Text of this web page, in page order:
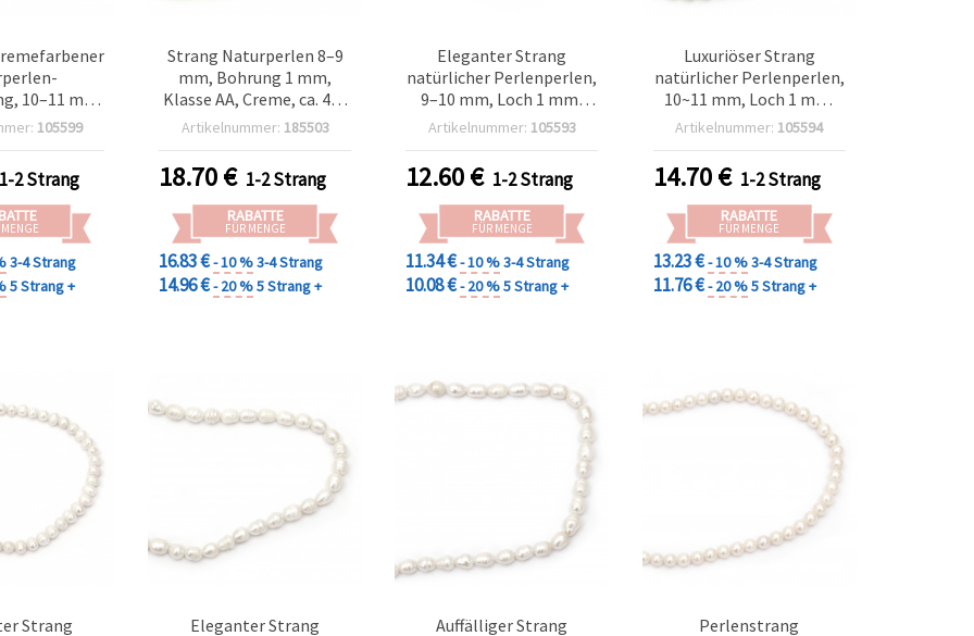
10–11 mm,
A – ca.
&
DIY
105599
1-2 Strang
3-4 Strang
5 Strang +
Strang Naturperlen 8–9
mm, Bohrung 1 mm,
Klasse AA, Creme, ca. 47–
49 Stück, Bastelperlen
(Assortiert)
Artikelnummer: 185503
18.70€ 1-2 Strang
RABATTE
FÜR MENGE
16.83 €- 10 %3-4 Strang
14.96 €- 20 %5 Strang +
Eleganter Strang
natürlicher Perlenperlen,
9–10 mm, Loch 1 mm,
Cremefarben, ca. 42 Stk. –
DIY Schmuckherstellung
Artikelnummer: 105593
12.60€ 1-2 Strang
RABATTE
FÜR MENGE
11.34 €- 10 %3-4 Strang
10.08 €- 20 %5 Strang +
Luxuriöser Strang
natürlicher Perlenperlen,
10~11 mm, Loch 1 mm,
Cremefarbe, ca. 38 Stk. –
für DIY Schmuck &
Perlenarbeiten
Artikelnummer: 105594
14.70€ 1-2 Strang
RABATTE
FÜR MENGE
13.23 €- 10 %3-4 Strang
11.76 €- 20 %5 Strang +
Strang
Eleganter Strang
Auffälliger Strang
Perlenstrang